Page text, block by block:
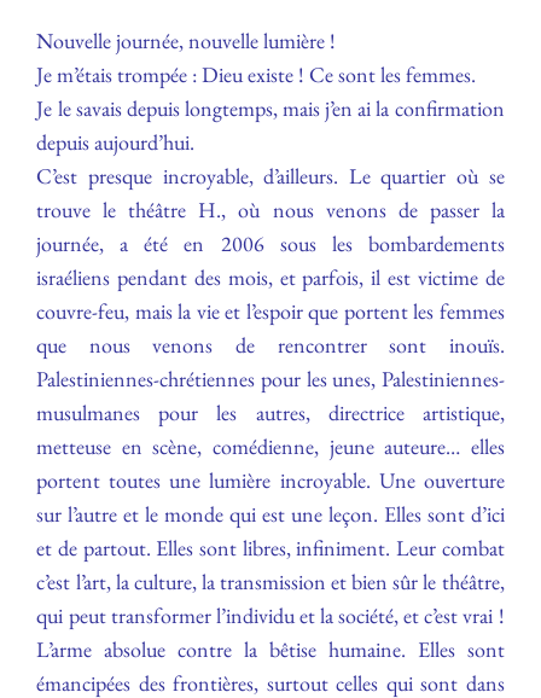
Nouvelle journée, nouvelle lumière !
Je m’étais trompée : Dieu existe ! Ce sont les femmes.
Je le savais depuis longtemps, mais j’en ai la confirmation
depuis aujourd’hui.
C’est presque incroyable, d’ailleurs. Le quartier où se
trouve le théâtre H., où nous venons de passer la
journée, a été en 2006 sous les bombardements
israéliens pendant des mois, et parfois, il est victime de
couvre-feu, mais la vie et l’espoir que portent les femmes
que nous venons de rencontrer sont inouïs.
Palestiniennes-chrétiennes pour les unes, Palestiniennes-
musulmanes pour les autres, directrice artistique,
metteuse en scène, comédienne, jeune auteure… elles
portent toutes une lumière incroyable. Une ouverture
sur l’autre et le monde qui est une leçon. Elles sont d’ici
et de partout. Elles sont libres, infiniment. Leur combat
c’est l’art, la culture, la transmission et bien sûr le théâtre,
qui peut transformer l’individu et la société, et c’est vrai !
L’arme absolue contre la bêtise humaine. Elles sont
émancipées des frontières, surtout celles qui sont dans